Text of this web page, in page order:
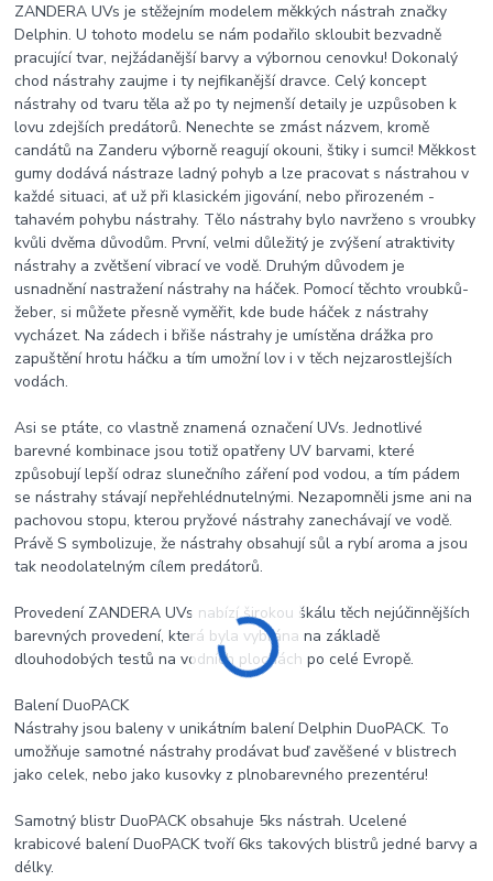
ZANDERA UVs je stěžejním modelem měkkých nástrah značky
Delphin. U tohoto modelu se nám podařilo skloubit bezvadně
pracující tvar, nejžádanější barvy a výbornou cenovku! Dokonalý
chod nástrahy zaujme i ty nejfikanější dravce. Celý koncept
nástrahy od tvaru těla až po ty nejmenší detaily je uzpůsoben k
lovu zdejších predátorů. Nenechte se zmást názvem, kromě
candátů na Zanderu výborně reagují okouni, štiky i sumci! Měkkost
gumy dodává nástraze ladný pohyb a lze pracovat s nástrahou v
každé situaci, ať už při klasickém jigování, nebo přirozeném -
tahavém pohybu nástrahy. Tělo nástrahy bylo navrženo s vroubky
kvůli dvěma důvodům. První, velmi důležitý je zvýšení atraktivity
nástrahy a zvětšení vibrací ve vodě. Druhým důvodem je
usnadnění nastražení nástrahy na háček. Pomocí těchto vroubků-
žeber, si můžete přesně vyměřit, kde bude háček z nástrahy
vycházet. Na zádech i břiše nástrahy je umístěna drážka pro
zapuštění hrotu háčku a tím umožní lov i v těch nejzarostlejších
vodách.
Asi se ptáte, co vlastně znamená označení UVs. Jednotlivé
barevné kombinace jsou totiž opatřeny UV barvami, které
způsobují lepší odraz slunečního záření pod vodou, a tím pádem
se nástrahy stávají nepřehlédnutelnými. Nezapomněli jsme ani na
pachovou stopu, kterou pryžové nástrahy zanechávají ve vodě.
Právě S symbolizuje, že nástrahy obsahují sůl a rybí aroma a jsou
tak neodolatelným cílem predátorů.
Provedení ZANDERA UVs nabízí širokou škálu těch nejúčinnějších
barevných provedení, která byla vybrána na základě
dlouhodobých testů na vodních plochách po celé Evropě.
Balení DuoPACK
Nástrahy jsou baleny v unikátním balení Delphin DuoPACK. To
umožňuje samotné nástrahy prodávat buď zavěšené v blistrech
jako celek, nebo jako kusovky z plnobarevného prezentéru!
Samotný blistr DuoPACK obsahuje 5ks nástrah. Ucelené
krabicové balení DuoPACK tvoří 6ks takových blistrů jedné barvy a
délky.